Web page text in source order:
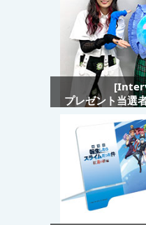
プレゼント当選